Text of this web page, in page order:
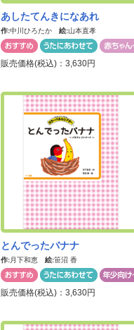
あしたてんきになあれ
作:中川ひろたか 絵:山本直孝
販売価格(税込)：3,630円
とんでったバナナ
作:月下和恵 絵:笹沼 香
販売価格(税込)：3,630円